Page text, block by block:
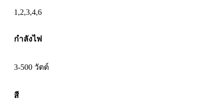
1,2,3,4,6
กำลังไฟ
3-500 วัตต์
สี